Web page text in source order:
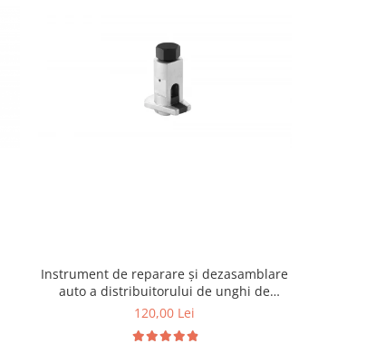
Instrument de reparare și dezasamblare
auto a distribuitorului de unghi de
elevație
120,00 Lei